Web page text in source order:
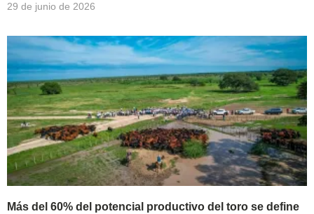
29 de junio de 2026
Más del 60% del potencial productivo del toro se define